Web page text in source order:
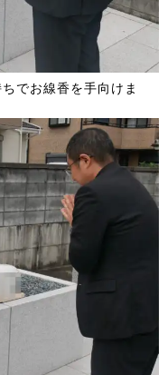
でお線香を手向けま